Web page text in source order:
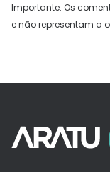
Importante: Os
e não representam a